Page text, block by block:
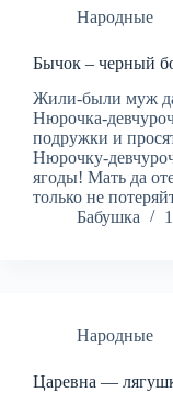
Народные
Бычок – черный
Жили-были муж
Нюрочка-
подружки и
Нюрочку-
ягоды! Мать да
только не
Бабушка
Народные
Царевна —